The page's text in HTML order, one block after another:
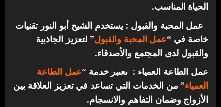
الحياة المناسب.
عمل المحبة والقبول : يستخدم الشيخ أبو النور تقنيات
خاصة في “عمل المحبة والقبول” لتعزيز الجاذبية
والقبول لدى المجتمع والأصدقاء.
عمل الطاعة العمياء : تعتبر خدمة “عمل الطاعة
العمياء” من الخدمات التي تساعد في تعزيز العلاقة بين
الأزواج وضمان التفاهم والانسجام.